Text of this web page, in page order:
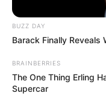
BUZZ DAY
Barack Finally Reveals
BRAINBERRIES
The One Thing Erling
Supercar